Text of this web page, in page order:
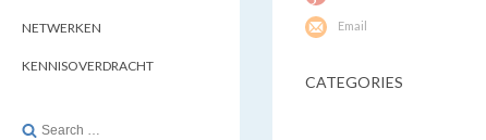
NETWERKEN
KENNISOVERDRACHT
Search
Email
CATEGORIES